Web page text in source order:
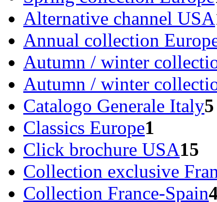
Alternative channel USA
Annual collection
Autumn / winter
Autumn / winter
Catalogo Generale Italy5
Classics Europe1
Click brochure USA15
Collection exclusive
Collection France-Spain